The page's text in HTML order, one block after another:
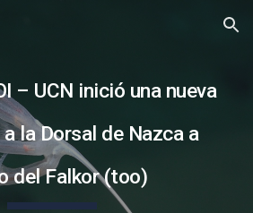
Skip to navigation
– UCN inició una nueva
la Dorsal de Nazca a
del Falkor (too)